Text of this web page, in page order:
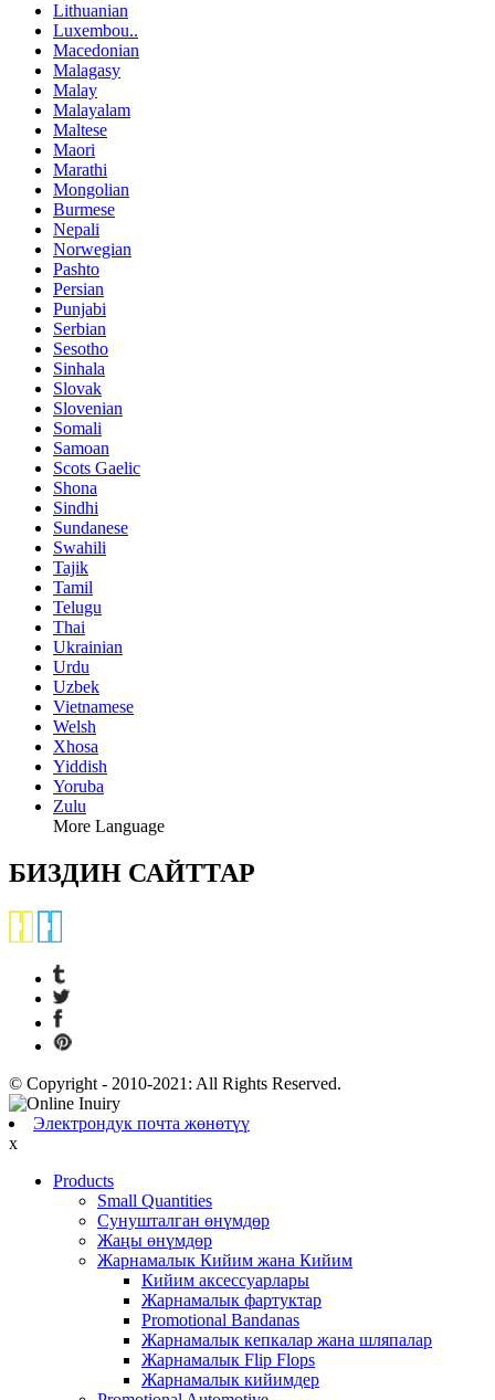
Lithuanian
Luxembou..
Macedonian
Malagasy
Malay
Malayalam
Maltese
Maori
Marathi
Mongolian
Burmese
Nepali
Norwegian
Pashto
Persian
Punjabi
Serbian
Sesotho
Sinhala
Slovak
Slovenian
Somali
Samoan
Scots Gaelic
Shona
Sindhi
Sundanese
Swahili
Tajik
Tamil
Telugu
Thai
Ukrainian
Urdu
Uzbek
Vietnamese
Welsh
Xhosa
Yiddish
Yoruba
Zulu
More Language
БИЗДИН САЙТТАР
© Copyright - 2010-2021: All Rights Reserved.
Электрондук почта жөнөтүү
x
Products
Small Quantities
Сунушталган өнүмдөр
Жаңы өнүмдөр
Жарнамалык Кийим жана Кийим
Кийим аксессуарлары
Жарнамалык фартуктар
Promotional Bandanas
Жарнамалык кепкалар жана шляпалар
Жарнамалык Flip Flops
Жарнамалык кийимдер